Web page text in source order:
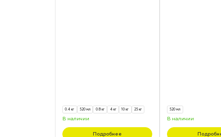
0.4 кг 520 мл 0.8 кг 4 кг 10 кг 25 кг
В наличии
Подробнее
520 мл
В наличии